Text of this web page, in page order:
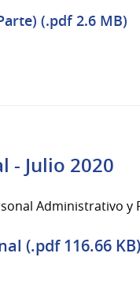
(.pdf 2.6 MB)
- Julio 2020
Administrativo
(.pdf 116.66 KB)